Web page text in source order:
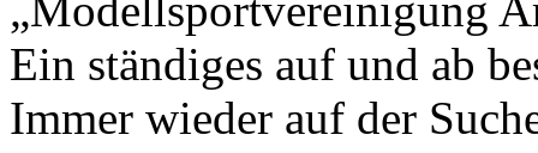
Ein ständiges auf und ab
Immer wieder auf der